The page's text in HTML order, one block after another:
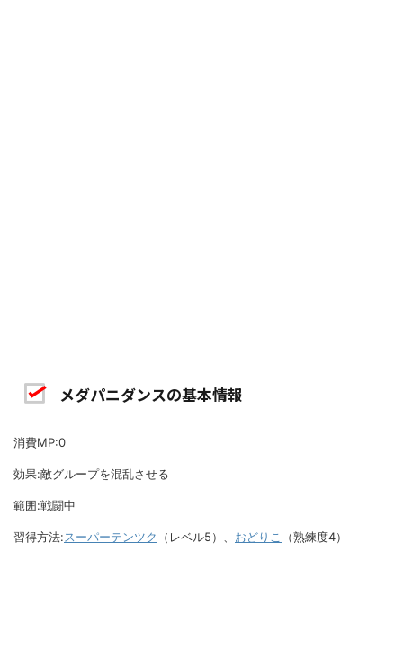
メダパニダンスの基本情報
消費MP:0
効果:敵グループを混乱させる
範囲:戦闘中
習得方法:スーパーテンツク （レベル5）、 おどりこ （熟練度4）